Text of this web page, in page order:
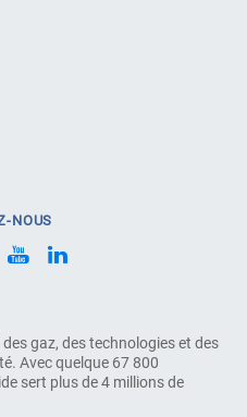
gaz, des technologies et des
Avec quelque 67 800
sert plus de 4 millions de
NOUS